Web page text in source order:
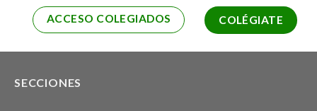
ACCESO COLEGIADOS COLÉGIATE
SECCIONES